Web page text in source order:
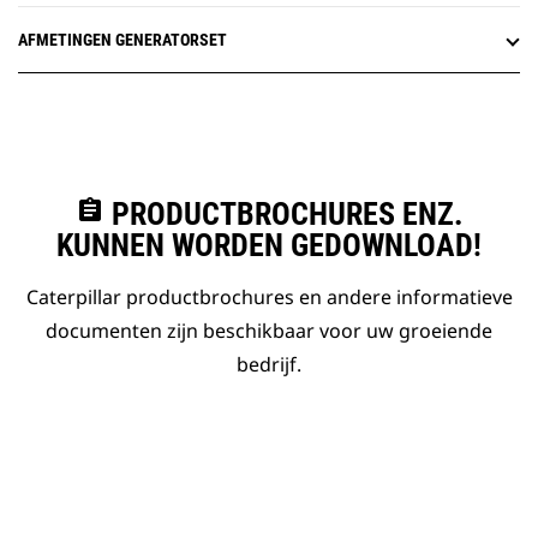
AFMETINGEN GENERATORSET
assignment PRODUCTBROCHURES ENZ.
KUNNEN WORDEN GEDOWNLOAD!
Caterpillar productbrochures en andere informatieve
documenten zijn beschikbaar voor uw groeiende
bedrijf.